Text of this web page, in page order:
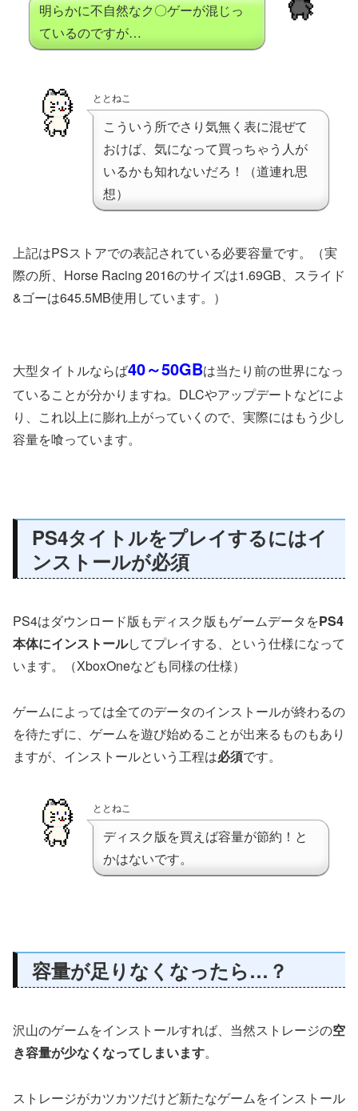
明らかに不自然なク〇ゲーが混じっ
ているのですが…
ととねこ
こういう所でさり気無く表に混ぜて
おけば、気になって買っちゃう人が
いるかも知れないだろ！（道連れ思
想）
上記はPSストアでの表記されている必要容量です。（実
際の所、Horse Racing 2016のサイズは1.69GB、スライド
&ゴーは645.5MB使用しています。）
大型タイトルならば40～50GBは当たり前の世界になっ
ていることが分かりますね。DLCやアップデートなどによ
り、これ以上に膨れ上がっていくので、実際にはもう少し
容量を喰っています。
PS4タイトルをプレイするにはイ
ンストールが必須
PS4はダウンロード版もディスク版もゲームデータをPS4
本体にインストールしてプレイする、という仕様になって
います。（XboxOneなども同様の仕様）
ゲームによっては全てのデータのインストールが終わるの
を待たずに、ゲームを遊び始めることが出来るものもあり
ますが、インストールという工程は必須です。
ととねこ
ディスク版を買えば容量が節約！と
かはないです。
容量が足りなくなったら…？
沢山のゲームをインストールすれば、当然ストレージの空
き容量が少なくなってしまいます。
ストレージがカツカツだけど新たなゲームをインストール